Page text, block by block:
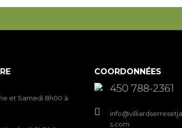
et Samedi 8h00 à
COORDONNÉES
450 788-2361
s.com